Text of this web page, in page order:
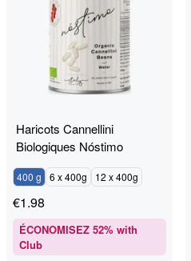
Haricots Cannellini
Biologiques Nóstimo
400 g 6 x 400g 12 x 400g
€1.98
ÉCONOMISEZ 52% with
Club